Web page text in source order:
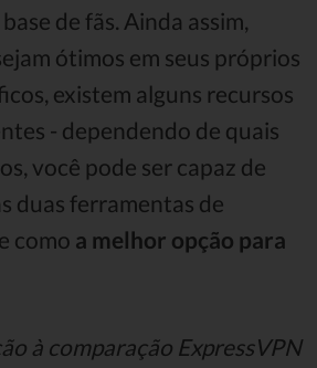
de fãs. Ainda assim,
ótimos em seus próprios
existem alguns recursos
- dependendo de quais
você pode ser capaz de
duas ferramentas de
como a melhor opção para
à comparação ExpressVPN